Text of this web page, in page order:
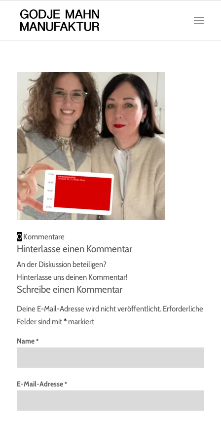
0 Kommentare
Hinterlasse einen Kommentar
An der Diskussion beteiligen?
Hinterlasse uns deinen Kommentar!
Schreibe einen Kommentar
Deine E-Mail-Adresse wird nicht veröffentlicht. Erforderliche
Felder sind mit*markiert
Name*
E-Mail-Adresse*